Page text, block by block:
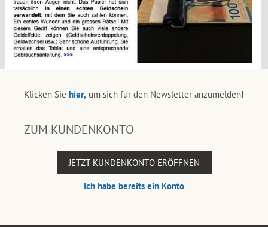
Klicken Sie hier, um sich für den Newsletter anzumelden!
ZUM KUNDENKONTO
JETZT KUNDENKONTO ERÖFFNEN
Ich habe bereits ein Konto